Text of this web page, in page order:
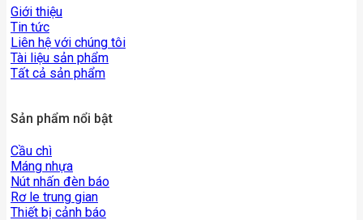
Giới thiệu
Tin tức
Liên hệ với chúng tôi
Tài liệu sản phẩm
Tất cả sản phẩm
Sản phẩm nổi bật
Cầu chì
Máng nhựa
Nút nhấn đèn báo
Rơ le trung gian
Thiết bị cảnh báo